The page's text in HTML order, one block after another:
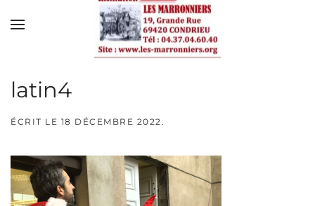
Skip to main content
latin4
ÉCRIT LE 18 DÉCEMBRE 2022.